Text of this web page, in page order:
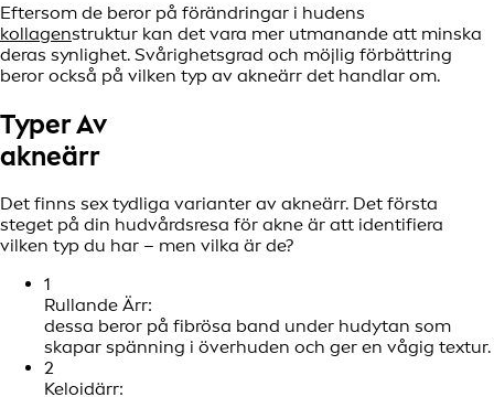
Eftersom de beror på förändringar i hudens
kollagenstruktur kan det vara mer utmanande att minska
deras synlighet. Svårighetsgrad och möjlig förbättring
beror också på vilken typ av akneärr det handlar om.
Typer Av
akneärr
Det finns sex tydliga varianter av akneärr. Det första
steget på din hudvårdsresa för akne är att identifiera
vilken typ du har – men vilka är de?
1
Rullande Ärr:
dessa beror på fibrösa band under hudytan som
skapar spänning i överhuden och ger en vågig textur.
2
Keloidärr: